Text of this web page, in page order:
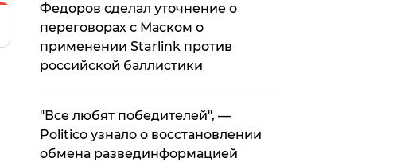
Федоров сделал уточнение о
переговорах с Маском о
применении Starlink против
российской баллистики
​"Все любят победителей", —
Politico узнало о восстановлении
обмена развединформацией